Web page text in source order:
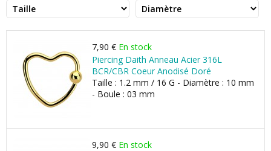
7,90 € En stock
Piercing Daith Anneau Acier 316L
BCR/CBR Coeur Anodisé Doré
Taille : 1.2 mm / 16 G - Diamètre : 10 mm
- Boule : 03 mm
9,90 € En stock